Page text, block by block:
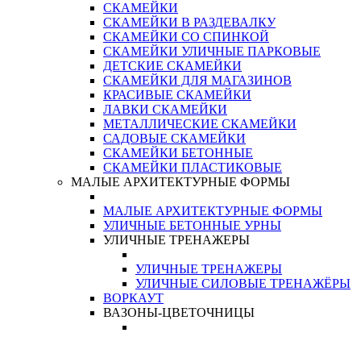
СКАМЕЙКИ
СКАМЕЙКИ В РАЗДЕВАЛКУ
СКАМЕЙКИ СО СПИНКОЙ
СКАМЕЙКИ УЛИЧНЫЕ ПАРКОВЫЕ
ДЕТСКИЕ СКАМЕЙКИ
СКАМЕЙКИ ДЛЯ МАГАЗИНОВ
КРАСИВЫЕ СКАМЕЙКИ
ЛАВКИ СКАМЕЙКИ
МЕТАЛЛИЧЕСКИЕ СКАМЕЙКИ
САДОВЫЕ СКАМЕЙКИ
СКАМЕЙКИ БЕТОННЫЕ
СКАМЕЙКИ ПЛАСТИКОВЫЕ
МАЛЫЕ АРХИТЕКТУРНЫЕ ФОРМЫ
МАЛЫЕ АРХИТЕКТУРНЫЕ ФОРМЫ
УЛИЧНЫЕ БЕТОННЫЕ УРНЫ
УЛИЧНЫЕ ТРЕНАЖЕРЫ
УЛИЧНЫЕ ТРЕНАЖЕРЫ
УЛИЧНЫЕ СИЛОВЫЕ ТРЕНАЖЁРЫ
ВОРКАУТ
ВАЗОНЫ-ЦВЕТОЧНИЦЫ